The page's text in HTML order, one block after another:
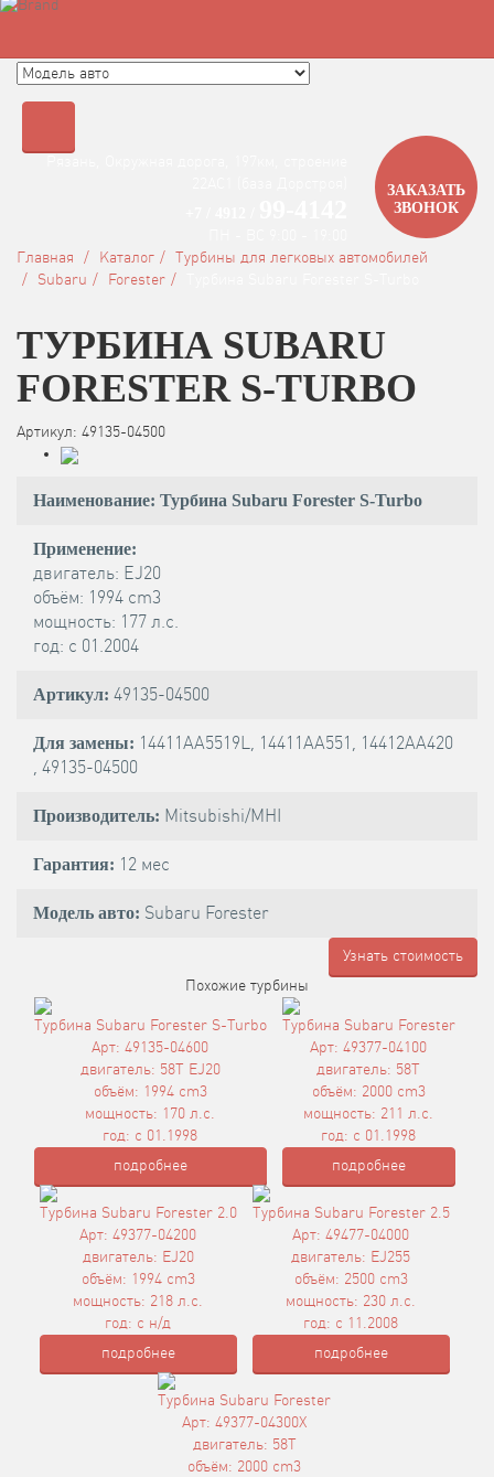
Быстрый поиск турбины
ЗАКАЗАТЬ
ЗВОНОК
Главная
Каталог
Турбины для легковых автомобилей
Subaru
Forester
ТУРБИНА SUBARU
FORESTER S-TURBO
Артикул: 49135-04500
Наименование: Турбина Subaru Forester S-Turbo
Применение:
двигатель: EJ20
объём: 1994 cm3
мощность: 177 л.с.
год: с 01.2004
Артикул: 49135-04500
Для замены: 14411AA5519L, 14411AA551, 14412AA420
, 49135-04500
Производитель: Mitsubishi/MHI
Гарантия: 12 мес
Модель авто: Subaru Forester
Узнать стоимость
Похожие турбины
Турбина Subaru Forester S-Turbo
Арт: 49135-04600
двигатель: 58T EJ20
объём: 1994 cm3
мощность: 170 л.с.
год: с 01.1998
подробнее
Турбина Subaru Forester
Арт: 49377-04100
двигатель: 58T
объём: 2000 cm3
мощность: 211 л.с.
год: с 01.1998
подробнее
Турбина Subaru Forester 2.0
Арт: 49377-04200
двигатель: EJ20
объём: 1994 cm3
мощность: 218 л.с.
год: с н/д
подробнее
Турбина Subaru Forester 2.5
Арт: 49477-04000
двигатель: EJ255
объём: 2500 cm3
мощность: 230 л.с.
год: с 11.2008
подробнее
Турбина Subaru Forester
Арт: 49377-04300X
двигатель: 58T
объём: 2000 cm3